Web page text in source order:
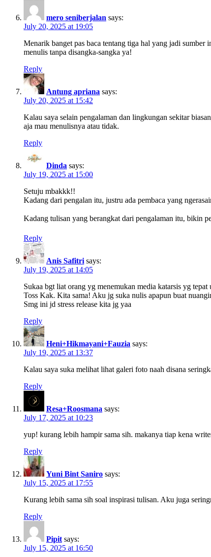
mero seniberjalan says:
July 20, 2025 at 19:05
Menarik banget pas baca tentang tiga hal yang jadi
menulis tanpa disangka-sangka ya!
Reply
Antung apriana says:
July 20, 2025 at 15:42
Kalau saya selain pengalaman dan lingkungan sekitar
aja mau menulisnya atau tidak.
Reply
Dinda says:
July 19, 2025 at 15:00
Setuju mbakkk!!
Kadang dari pengalan itu, justru ada pembaca yang
Kadang tulisan yang berangkat dari pengalaman itu, bikin
Reply
Anis Safitri says:
July 19, 2025 at 14:05
Sukaa bgt liat orang yg menemukan media katarsis yg
Toss Kak. Kita sama! Aku jg suka nulis apapun buat
Smg ini jd stress release kita jg yaa
Reply
Heni+Hikmayani+Fauzia says:
July 19, 2025 at 13:37
Kalau saya suka melihat lihat galeri foto naah disana
Reply
Resa+Roosmana says:
July 17, 2025 at 10:23
yup! kurang lebih hampir sama sih. makanya tiap kena
Reply
Yuni Bint Saniro says:
July 15, 2025 at 17:55
Kurang lebih sama sih soal inspirasi tulisan. Aku juga
Reply
Pipit says:
July 15, 2025 at 16:50